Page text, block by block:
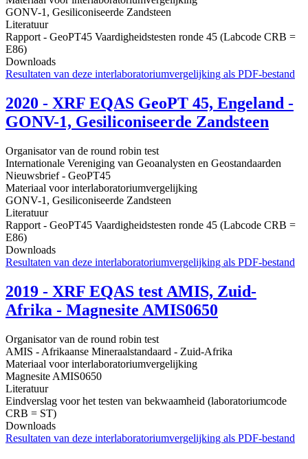
GONV-1, Gesiliconiseerde Zandsteen
Literatuur
Rapport - GeoPT45 Vaardigheidstesten ronde 45 (Labcode CRB =
E86)
Downloads
Resultaten van deze interlaboratoriumvergelijking als PDF-bestand
2020 - XRF EQAS GeoPT 45, Engeland -
GONV-1, Gesiliconiseerde Zandsteen
Organisator van de round robin test
Internationale Vereniging van Geoanalysten en Geostandaarden
Nieuwsbrief - GeoPT45
Materiaal voor interlaboratoriumvergelijking
GONV-1, Gesiliconiseerde Zandsteen
Literatuur
Rapport - GeoPT45 Vaardigheidstesten ronde 45 (Labcode CRB =
E86)
Downloads
Resultaten van deze interlaboratoriumvergelijking als PDF-bestand
2019 - XRF EQAS test AMIS, Zuid-
Afrika - Magnesite AMIS0650
Organisator van de round robin test
AMIS - Afrikaanse Mineraalstandaard - Zuid-Afrika
Materiaal voor interlaboratoriumvergelijking
Magnesite AMIS0650
Literatuur
Eindverslag voor het testen van bekwaamheid (laboratoriumcode
CRB = ST)
Downloads
Resultaten van deze interlaboratoriumvergelijking als PDF-bestand